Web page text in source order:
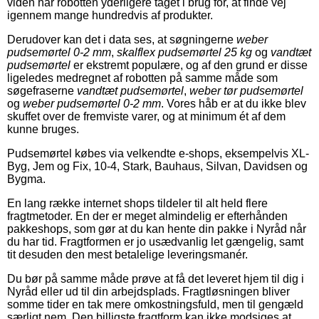
igennem mange hundredvis af produkter.
Derudover kan det i data ses, at søgningerne weber
pudsemørtel 0-2 mm, skalflex pudsemørtel 25 kg og vandtæt
pudsemørtel er ekstremt populære, og af den grund er disse
ligeledes medregnet af robotten på samme måde som
søgefraserne vandtæt pudsemørtel, weber tør pudsemørtel
og weber pudsemørtel 0-2 mm. Vores håb er at du ikke blev
skuffet over de fremviste varer, og at minimum ét af dem
kunne bruges.
Pudsemørtel købes via velkendte e-shops, eksempelvis XL-
Byg, Jem og Fix, 10-4, Stark, Bauhaus, Silvan, Davidsen og
Bygma.
En lang række internet shops tildeler til alt held flere
fragtmetoder. En der er meget almindelig er efterhånden
pakkeshops, som gør at du kan hente din pakke i Nyråd når
du har tid. Fragtformen er jo usædvanlig let gængelig, samt
tit desuden den mest betalelige leveringsmanér.
Du bør på samme måde prøve at få det leveret hjem til dig i
Nyråd eller ud til din arbejdsplads. Fragtløsningen bliver
somme tider en tak mere omkostningsfuld, men til gengæld